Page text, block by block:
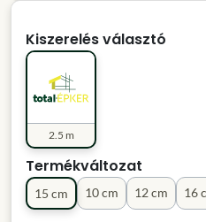
Kiszerelés választó
2.5 m
Termékváltozat
10 cm 12 cm
15 cm 16